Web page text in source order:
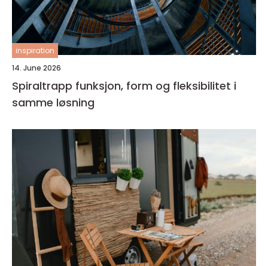
inspiration
14. June 2026
Spiraltrapp funksjon, form og fleksibilitet i
samme løsning